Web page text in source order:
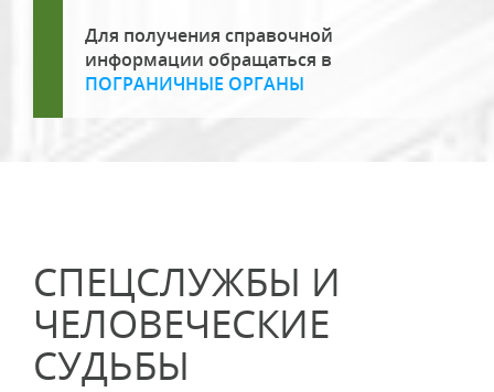
Для получения справочной
информации обращаться в
ПОГРАНИЧНЫЕ ОРГАНЫ
СПЕЦСЛУЖБЫ И
ЧЕЛОВЕЧЕСКИЕ
СУДЬБЫ